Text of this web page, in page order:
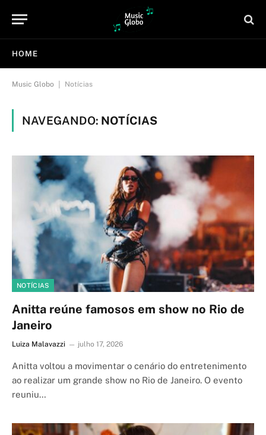
HOME
Music Globo Notícias
NAVEGANDO: NOTÍCIAS
NOTÍCIAS
Anitta reúne famosos em show no Rio de
Janeiro
Luiza Malavazzi julho 17, 2026
Anitta voltou a movimentar o cenário do entretenimento
ao realizar um grande show no Rio de Janeiro. O evento
reuniu…